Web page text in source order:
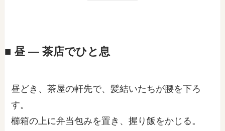
■ 昼 ― 茶店でひと息
昼どき、茶屋の軒先で、髪結いたちが腰を下ろ
す。
櫛箱の上に弁当包みを置き、握り飯をかじる。